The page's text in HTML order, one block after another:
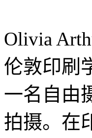
Olivia
伦敦印刷
一名自由
拍摄。在